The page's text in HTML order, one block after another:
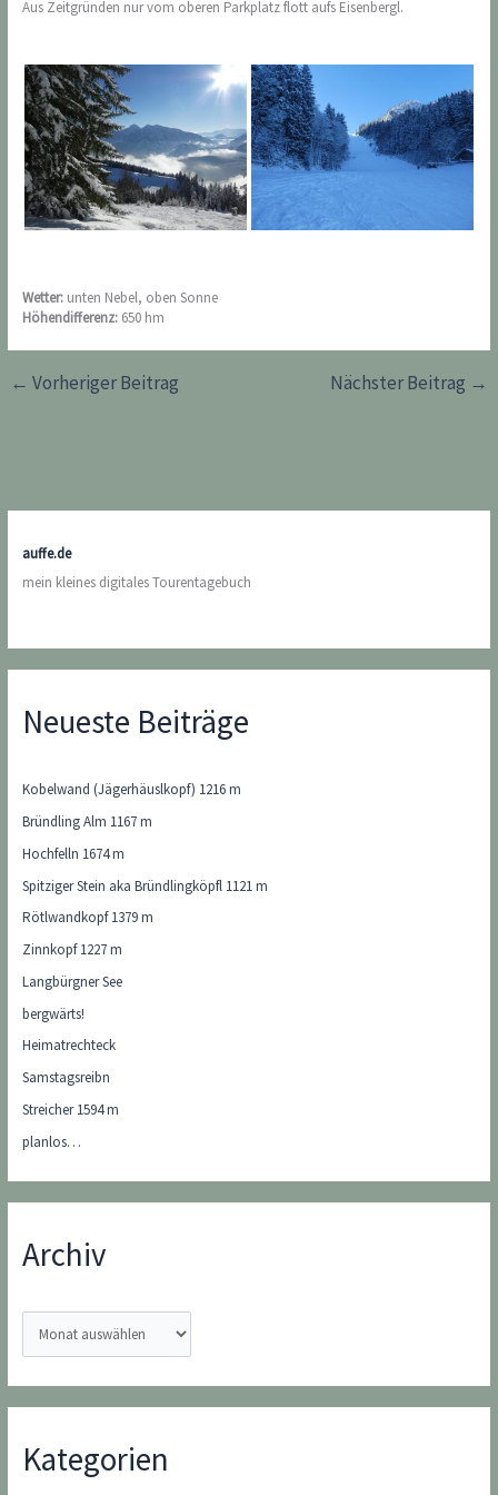
Aus Zeitgründen nur vom oberen Parkplatz flott aufs Eisenbergl.
Wetter: unten Nebel, oben Sonne
Höhendifferenz: 650 hm
← Vorheriger Beitrag Nächster Beitrag →
auffe.de
mein kleines digitales Tourentagebuch
Neueste Beiträge
Kobelwand (Jägerhäuslkopf) 1216 m
Bründling Alm 1167 m
Hochfelln 1674 m
Spitziger Stein aka Bründlingköpfl 1121 m
Rötlwandkopf 1379 m
Zinnkopf 1227 m
Langbürgner See
bergwärts!
Heimatrechteck
Samstagsreibn
Streicher 1594 m
planlos…
Archiv
r
c
h
vKategorien